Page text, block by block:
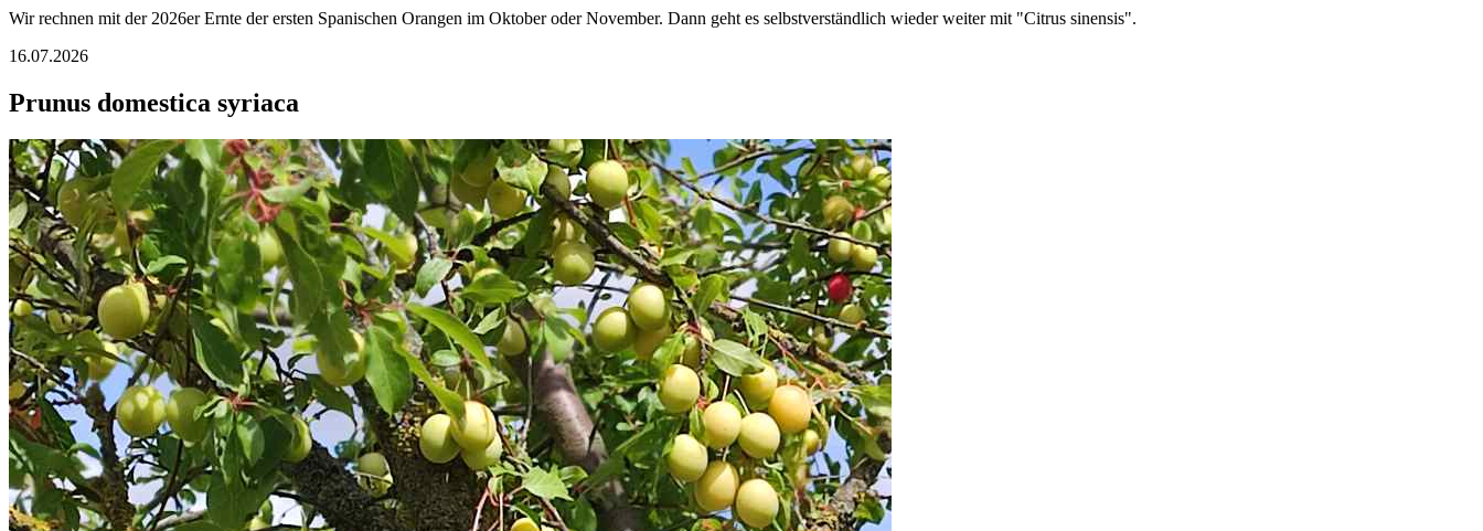
Wir rechnen mit der 2026er Ernte der ersten Spanischen Orangen im Oktober oder November. Dann geht es selbstverständlich wieder weiter mit "Citrus sinensis".
16.07.2026
Prunus domestica syriaca